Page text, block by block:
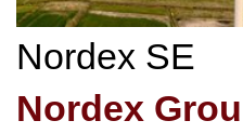
Nordex SE
Nordex